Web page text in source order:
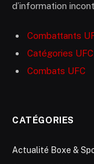
d’information
Combattants
Catégories UFC
Combats UFC
CATÉGORIES
Actualité Boxe &